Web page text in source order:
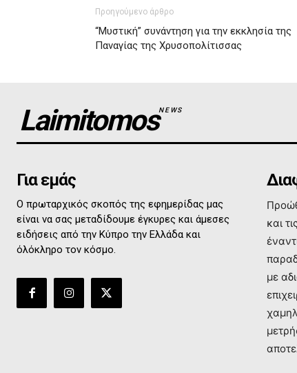
Προηγούμενο άρθρο
“Μυστική” συνάντηση για την εκκλησία της
Παναγίας της Χρυσοπολίτισσας
LaimitomosNEWS
Για εμάς
Ο πρωταρχικός σκοπός της εφημερίδας μας
είναι να σας μεταδίδουμε έγκυρες και άμεσες
ειδήσεις από την Κύπρο την Ελλάδα και
όλόκληρο τον κόσμο.
και
με